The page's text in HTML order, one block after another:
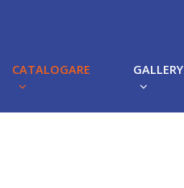
CATALOGARE GALLERY